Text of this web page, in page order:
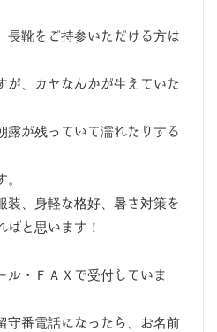
長靴をご持参いただける方は
が、カヤなんかが生えていた
露が残っていて濡れたりする
装、身軽な格好、暑さ対策を
ばと思います！
ル・ＦＡＸで受付していま
守番電話になったら、お名前